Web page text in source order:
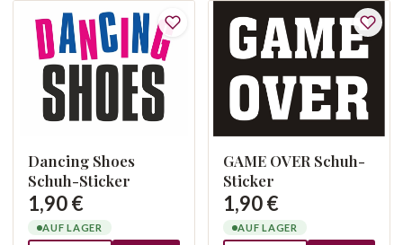
Dancing Shoes
Schuh-Sticker
1,90 €
AUF LAGER
GAME OVER Schuh-
Sticker
1,90 €
AUF LAGER